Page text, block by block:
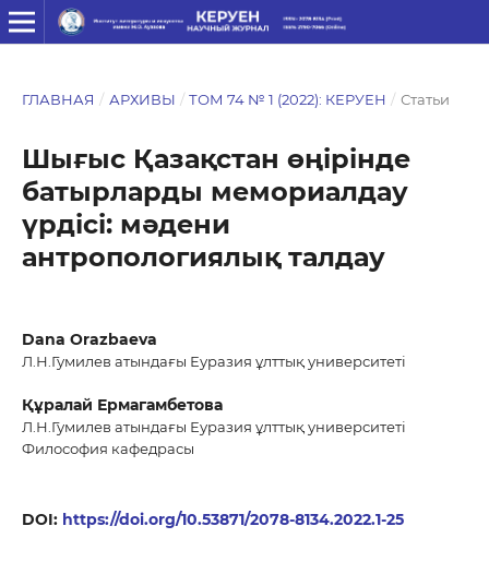
ГЛАВНАЯ / АРХИВЫ / ТОМ 74 № 1 (2022): КЕРУЕН / Статьи
Шығыс Қазақстан өңірінде
батырларды мемориалдау
үрдісі: мәдени
антропологиялық талдау
Dana Orazbaeva
Л.Н.Гумилев атындағы Еуразия ұлттық университеті
Құралай Ермагамбетова
Л.Н.Гумилев атындағы Еуразия ұлттық университеті
Философия кафедрасы
DOI: https://doi.org/10.53871/2078-8134.2022.1-25